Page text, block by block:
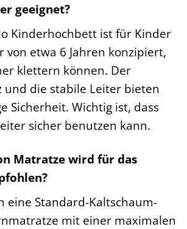
geeignet?
Kinderhochbett ist für Kinder
von etwa 6 Jahren konzipiert,
klettern können. Der
und die stabile Leiter bieten
Sicherheit. Wichtig ist, dass
sicher benutzen kann.
Matratze wird für das
eine Standard-Kaltschaum-
mit einer maximalen